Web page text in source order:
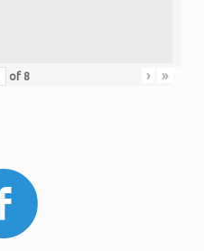
of 8 › »